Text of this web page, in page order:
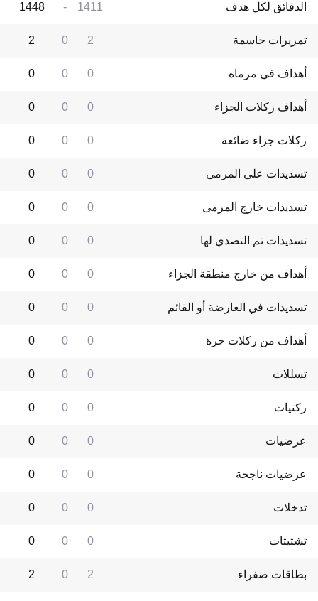
الدقائق لكل هدف 1411
-
1448
تمريرات حاسمة 2
0
2
أهداف في مرماه 0
0
0
أهداف ركلات الجزاء 0
0
0
ركلات جزاء ضائعة 0
0
0
تسديدات على المرمى 0
0
0
تسديدات خارج المرمى 0
0
0
تسديدات تم التصدي لها 0
0
0
أهداف من خارج منطقة الجزاء 0
0
0
تسديدات في العارضة أو القائم 0
0
0
أهداف من ركلات حرة 0
0
0
تسللات 0
0
0
ركنيات 0
0
0
عرضيات 0
0
0
عرضيات ناجحة 0
0
0
تدخلات 0
0
0
تشتيتات 0
0
0
بطاقات صفراء 2
0
2